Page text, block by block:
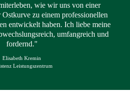
wie wir uns von einer
Ostkurve zu einem professionellen
entwickelt haben. Ich liebe meine
umfangreich und
fordernd."
Elisabeth Kremin
Leistungszentrum